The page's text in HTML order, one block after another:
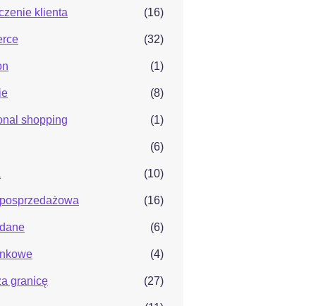
klienta (16)
(32)
(1)
(8)
shopping (1)
(6)
(10)
(16)
(6)
(4)
granicę (27)